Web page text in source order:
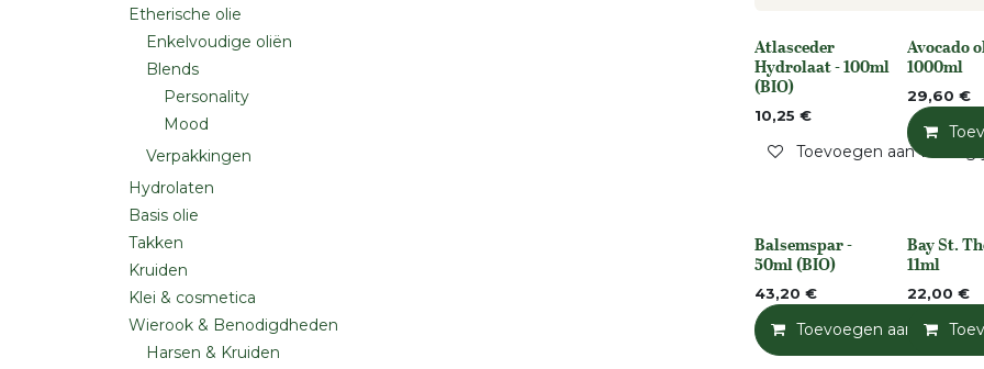
Etherische olie
Enkelvoudige oliën
Blends
Personality
Mood
Verpakkingen
Hydrolaten
Basis olie
Takken
Kruiden
Klei & cosmetica
Wierook & Benodigdheden
Harsen & Kruiden
Niet op voorraad
Atlasceder
Hydrolaat - 100ml
(BIO)
10,25 €
Toevoegen aan
None
Avocado
1000ml
29,60 €
None
Balsemspar -
50ml (BIO)
43,20 €
Toevoegen aan
None
Bay St.
11ml
22,00 €